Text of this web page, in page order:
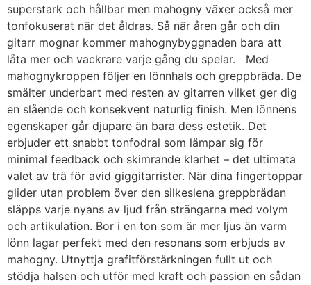
superstark och hållbar men mahogny växer också mer
tonfokuserat när det åldras. Så när åren går och din
gitarr mognar kommer mahognybyggnaden bara att
låta mer och vackrare varje gång du spelar. Med
mahognykroppen följer en lönnhals och greppbräda. De
smälter underbart med resten av gitarren vilket ger dig
en slående och konsekvent naturlig finish. Men lönnens
egenskaper går djupare än bara dess estetik. Det
erbjuder ett snabbt tonfodral som lämpar sig för
minimal feedback och skimrande klarhet – det ultimata
valet av trä för avid giggitarrister. När dina fingertoppar
glider utan problem över den silkeslena greppbrädan
släpps varje nyans av ljud från strängarna med volym
och artikulation. Bor i en ton som är mer ljus än varm
lönn lagar perfekt med den resonans som erbjuds av
mahogny. Utnyttja grafitförstärkningen fullt ut och
stödja halsen och utför med kraft och passion en sådan